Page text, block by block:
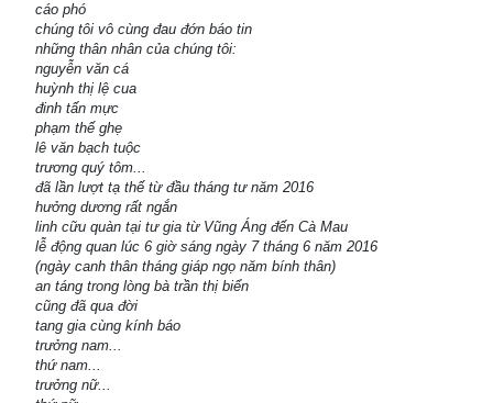
cáo phó
chúng tôi vô cùng đau đớn báo tin
những thân nhân của chúng tôi:
nguyễn văn cá
huỳnh thị lệ cua
đinh tấn mực
phạm thế ghẹ
lê văn bạch tuộc
trương quý tôm...
đã lần lượt tạ thế từ đầu tháng tư năm 2016
hưởng dương rất ngắn
linh cữu quàn tại tư gia từ Vũng Áng đến Cà Mau
lễ động quan lúc 6 giờ sáng ngày 7 tháng 6 năm 2016
(ngày canh thân tháng giáp ngọ năm bính thân)
an táng trong lòng bà trần thị biển
cũng đã qua đời
tang gia cùng kính báo
trưởng nam...
thứ nam...
trưởng nữ...